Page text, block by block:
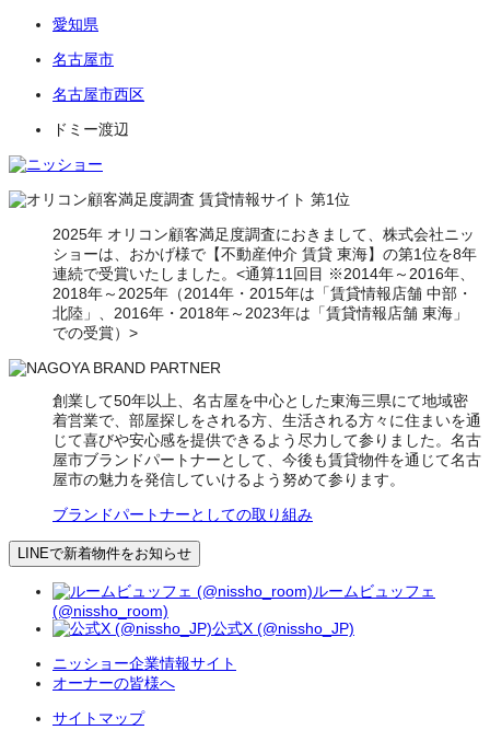
愛知県
名古屋市
名古屋市西区
ドミー渡辺
2025年 オリコン顧客満足度調査におきまして、株式会社ニッ
ショーは、おかげ様で【不動産仲介 賃貸 東海】の第1位を8年
連続で受賞いたしました。<通算11回目 ※2014年～2016年、
2018年～2025年（2014年・2015年は「賃貸情報店舗 中部・
北陸」、2016年・2018年～2023年は「賃貸情報店舗 東海」
での受賞）>
創業して50年以上、名古屋を中心とした東海三県にて地域密
着営業で、部屋探しをされる方、生活される方々に住まいを通
じて喜びや安心感を提供できるよう尽力して参りました。名古
屋市ブランドパートナーとして、今後も賃貸物件を通じて名古
屋市の魅力を発信していけるよう努めて参ります。
ブランドパートナーとしての取り組み
LINEで新着物件をお知らせ
ルームビュッフェ
(@nissho_room)
公式X (@nissho_JP)
ニッショー企業情報サイト
オーナーの皆様へ
サイトマップ